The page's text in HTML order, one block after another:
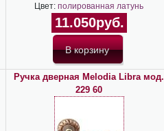
Цвет: полированная латунь
11.050руб.
Ручка дверная Melodia Libra мод.
229 60